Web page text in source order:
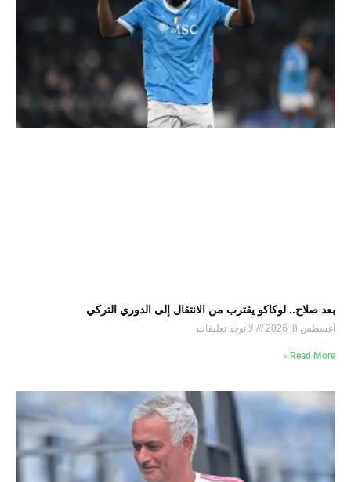
بعد صلاح.. لوكاكو يقترب من الانتقال إلى الدوري التركي
أغسطس 8, 2026 لا توجد تعليقات
Read More »